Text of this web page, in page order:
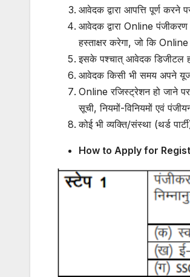
आवेदक द्वारा आपत्ति पूर्ण
आवेदक द्वारा Online
हस्ताक्षर करेगा, जो कि Online
इसके पश्चात् आवेदक डिजीटल
आवेदक किसी भी समय अपने
Online रजिस्ट्रेशन हो जाने
सूची, नियमों-विनियमों एवं
कोई भी व्यक्ति/संस्था (थर्ड
How to Apply for